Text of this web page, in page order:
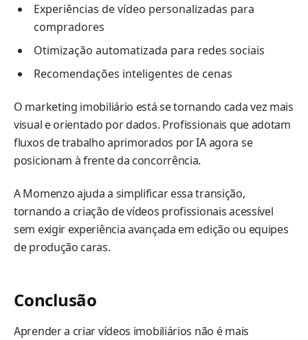
Experiências de vídeo personalizadas para
compradores
Otimização automatizada para redes sociais
Recomendações inteligentes de cenas
O marketing imobiliário está se tornando cada vez mais
visual e orientado por dados. Profissionais que adotam
fluxos de trabalho aprimorados por IA agora se
posicionam à frente da concorrência.
A Momenzo ajuda a simplificar essa transição,
tornando a criação de vídeos profissionais acessível
sem exigir experiência avançada em edição ou equipes
de produção caras.
Conclusão
Aprender a criar vídeos imobiliários não é mais